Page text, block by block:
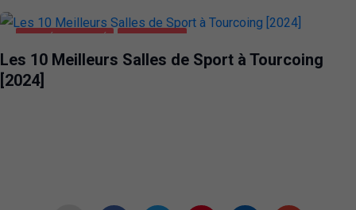
SANTÉ ET BEAUTÉ TOURCOING
Les 10 Meilleurs Salles de Sport à Tourcoing
[2024]